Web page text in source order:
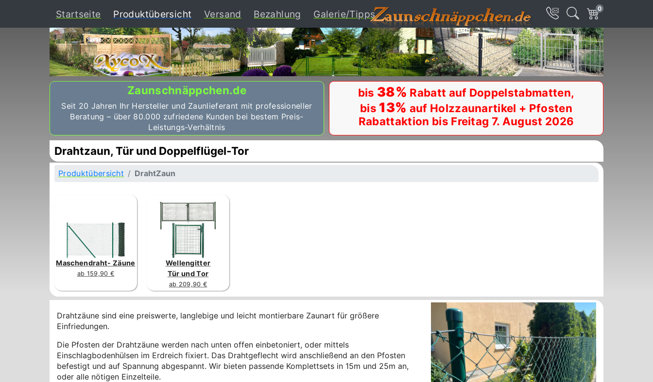
0
Startseite Produktübersicht (current)
Versand Bezahlung Galerie/Tipps
Zaunschnäppchen.de
Seit 20 Jahren Ihr Hersteller und Zaunlieferant mit professioneller
Beratung – über 80.000 zufriedene Kunden bei bestem Preis-
Leistungs-Verhältnis
bis 38% Rabatt auf Doppelstabmatten,
bis 13% auf Holzzaunartikel + Pfosten
Rabattaktion bis Freitag 7. August 2026
Drahtzaun, Tür und Doppelflügel-Tor
Produktübersicht DrahtZaun
Maschendraht- Zäune
ab 159,90 €
Wellengitter
Tür und Tor
ab 209,90 €
Drahtzäune sind eine preiswerte, langlebige und leicht montierbare Zaunart für größere
Einfriedungen.
Die Pfosten der Drahtzäune werden nach unten offen einbetoniert, oder mittels
Einschlagbodenhülsen im Erdreich fixiert. Das Drahtgeflecht wird anschließend an den Pfosten
befestigt und auf Spannung abgespannt. Wir bieten passende Komplettsets in 15m und 25m an,
oder alle nötigen Einzelteile.